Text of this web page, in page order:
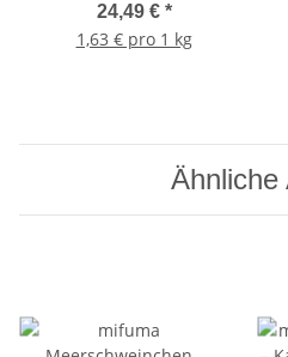
24,49 € *
1,63 € pro 1 kg
Ähnliche